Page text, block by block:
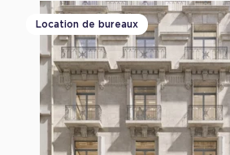
Location de bureaux